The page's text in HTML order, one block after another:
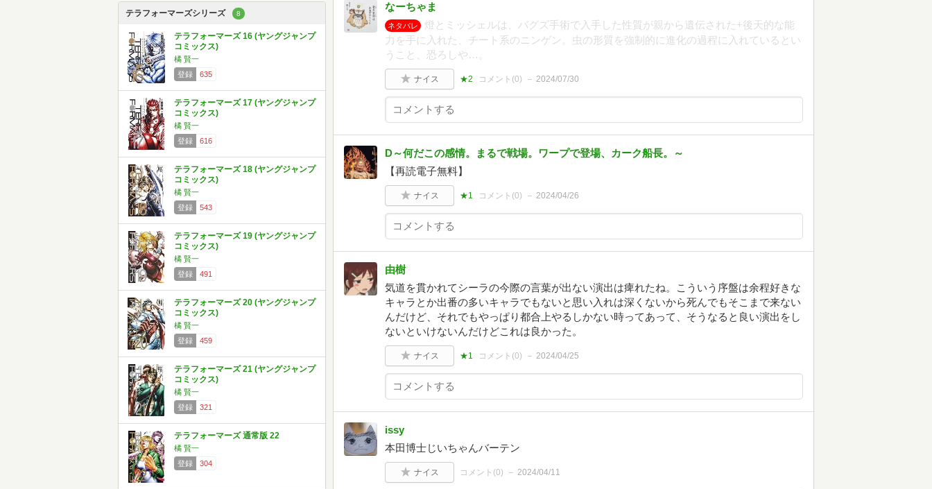
テラフォーマーズシリーズ 8
テラフォーマーズ 16 (ヤングジャンプ
コミックス)
橘 賢一
登録
635
テラフォーマーズ 17 (ヤングジャンプ
コミックス)
橘 賢一
登録
616
テラフォーマーズ 18 (ヤングジャンプ
コミックス)
橘 賢一
登録
543
テラフォーマーズ 19 (ヤングジャンプ
コミックス)
橘 賢一
登録
491
テラフォーマーズ 20 (ヤングジャンプ
コミックス)
橘 賢一
登録
459
テラフォーマーズ 21 (ヤングジャンプ
コミックス)
橘 賢一
登録
321
テラフォーマーズ 通常版 22
橘 賢一
登録
304
なーちゃま
ネタバレ
燈とミッシェルは、バグズ手術で入手した性質が親から遺伝された+後天的な能
力を手に入れた、チート系のニンゲン。虫の形質を強制的に進化の過程に入れているとい
うこと、恐ろしや…。
ナイス ★2 コメント(0) 2024/07/30
D～何だこの感情。まるで戦場。ワープで登場、カーク船長。～
【再読電子無料】
ナイス ★1 コメント(0) 2024/04/26
由樹
気道を貫かれてシーラの今際の言葉が出ない演出は痺れたね。こういう序盤は余程好きな
キャラとか出番の多いキャラでもないと思い入れは深くないから死んでもそこまで来ない
んだけど、それでもやっぱり都合上やるしかない時ってあって、そうなると良い演出をし
ないといけないんだけどこれは良かった。
ナイス ★1 コメント(0) 2024/04/25
issy
本田博士じいちゃんバーテン
ナイス コメント(0) 2024/04/11